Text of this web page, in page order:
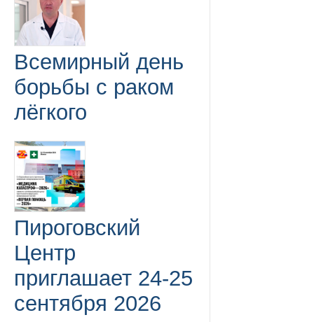
Всемирный день
борьбы с раком
лёгкого
Пироговский
Центр
приглашает 24-25
сентября 2026